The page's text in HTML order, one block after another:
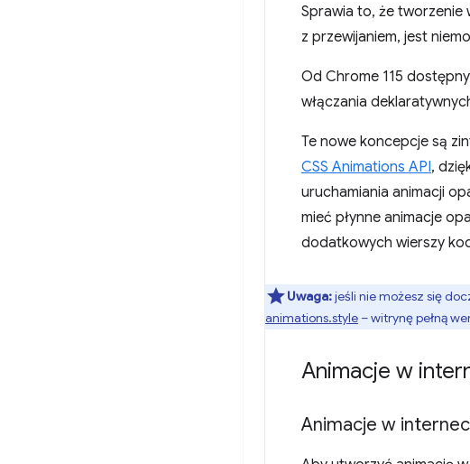
Sprawia to, że tworzenie
z przewijaniem, jest
Od Chrome 115
włączania
Te nowe koncepcje są
CSS Animations API,
uruchamiania animacji
mieć płynne animacje
dodatkowych wierszy
Uwaga:jeśli nie możesz się
animations.style – witrynę pełną
Animacje w
Animacje w